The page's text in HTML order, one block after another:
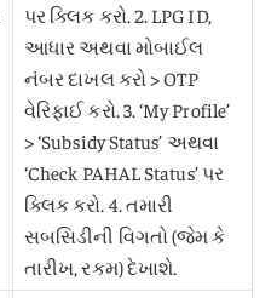
પર ક્લિક કરો. 2. LPG ID,
આધાર અથવા મોબાઈલ
નંબર દાખલ કરો > OTP
વેરિફાઈ કરો. 3. ‘My Profile’
> ‘Subsidy Status’ અથવા
‘Check PAHAL Status’ પર
ક્લિક કરો. 4. તમારી
સબસિડીની વિગતો (જેમ કે
તારીખ, રકમ) દેખાશે.